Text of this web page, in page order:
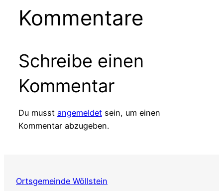
Kommentare
Schreibe einen
Kommentar
Du musst angemeldetsein, um einen
Kommentar abzugeben.
Ortsgemeinde Wöllstein